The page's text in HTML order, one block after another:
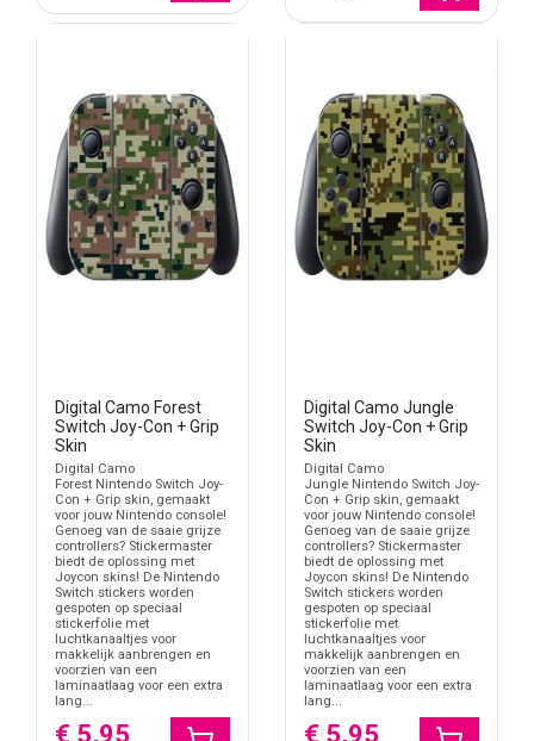
Digital Camo Forest
Switch Joy-Con + Grip
Skin
Digital Camo
Forest Nintendo Switch Joy-
Con + Grip skin, gemaakt
voor jouw Nintendo console!
Genoeg van de saaie grijze
controllers? Stickermaster
biedt de oplossing met
Joycon skins! De Nintendo
Switch stickers worden
gespoten op speciaal
stickerfolie met
luchtkanaaltjes voor
makkelijk aanbrengen en
voorzien van een
laminaatlaag voor een extra
lang...
€ 5,95
Digital Camo Jungle
Switch Joy-Con + Grip
Skin
Digital Camo
Jungle Nintendo Switch Joy-
Con + Grip skin, gemaakt
voor jouw Nintendo console!
Genoeg van de saaie grijze
controllers? Stickermaster
biedt de oplossing met
Joycon skins! De Nintendo
Switch stickers worden
gespoten op speciaal
stickerfolie met
luchtkanaaltjes voor
makkelijk aanbrengen en
voorzien van een
laminaatlaag voor een extra
lang...
€ 5,95